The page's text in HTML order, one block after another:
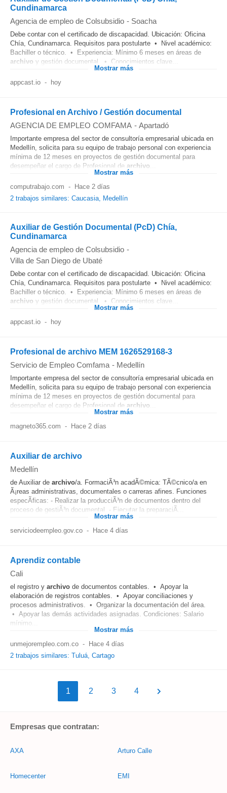
Cundinamarca
Agencia de empleo de Colsubsidio - Soacha
Debe contar con el certificado de discapacidad. Ubicación: Oficina
Chía, Cundinamarca. Requisitos para postularte • Nivel académico:
Bachiller o técnico. • Experiencia: Mínimo 6 meses en áreas de
archivo y gestión documental. • Conocimientos clave...
Mostrar más
appcast.io - hoy
Profesional en Archivo / Gestión documental
AGENCIA DE EMPLEO COMFAMA - Apartadó
Importante empresa del sector de consultoría empresarial ubicada en
Medellín, solicita para su equipo de trabajo personal con experiencia
mínima de 12 meses en proyectos de gestión documental para
desempeñar el cargo de Profesional de archivo
Mostrar más
computrabajo.com -
Hace 2 días
2 trabajos similares: Caucasia, Medellín
Auxiliar de Gestión Documental (PcD) Chía,
Cundinamarca
Agencia de empleo de Colsubsidio -
Villa de San Diego de Ubaté
Debe contar con el certificado de discapacidad. Ubicación: Oficina
Chía, Cundinamarca. Requisitos para postularte • Nivel académico:
Bachiller o técnico. • Experiencia: Mínimo 6 meses en áreas de
archivo y gestión documental. • Conocimientos clave...
Mostrar más
appcast.io - hoy
Profesional de archivo MEM 1626529168-3
Servicio de Empleo Comfama - Medellín
Importante empresa del sector de consultoría empresarial ubicada en
Medellín, solicita para su equipo de trabajo personal con experiencia
mínima de 12 meses en proyectos de gestión documental para
desempeñar el cargo de Profesional de archivo
Mostrar más
magneto365.com - Hace 2 días
Auxiliar de archivo
Medellín
de Auxiliar de archivo/a. FormaciÃ³n acadÃ©mica: TÃ©cnico/a en
Ã¡reas administrativas, documentales o carreras afines. Funciones
especÃ­ficas: - Realizar la producciÃ³n de documentos dentro del
proceso de gestiÃ³n documental. - Ejecutar la preparaciÃ...
Mostrar más
serviciodeempleo.gov.co - Hace 4 días
Aprendiz contable
Cali
el registro y archivo de documentos contables. • Apoyar la
elaboración de registros contables. • Apoyar conciliaciones y
procesos administrativos. • Organizar la documentación del área.
• Apoyar las demás actividades asignadas. Condiciones: Salario
mínimo...
Mostrar más
unmejorempleo.com.co -
Hace 4 días
2 trabajos similares: Tuluá, Cartago
1 2 3 4
Empresas que contratan:
AXA
Homecenter
Arturo Calle
EMI